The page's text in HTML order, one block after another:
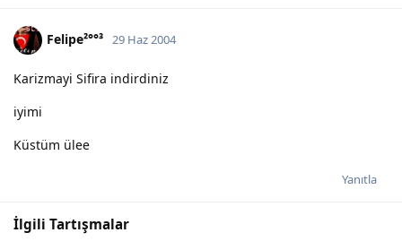
Felipe²°°³ 29 Haz 2004
Karizmayi Sifira indirdiniz
iyimi
Küstüm ülee
Yanıtla
İlgili Tartışmalar